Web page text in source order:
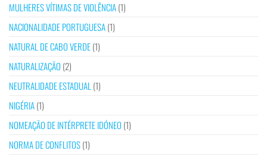
MULHERES VÍTIMAS DE VIOLÊNCIA(1)
NACIONALIDADE PORTUGUESA(1)
NATURAL DE CABO VERDE(1)
NATURALIZAÇÃO (2)
NEUTRALIDADE ESTADUAL (1)
NIGÉRIA(1)
NOMEAÇÃO DE INTÉRPRETE IDÓNEO (1)
NORMA DE CONFLITOS(1)